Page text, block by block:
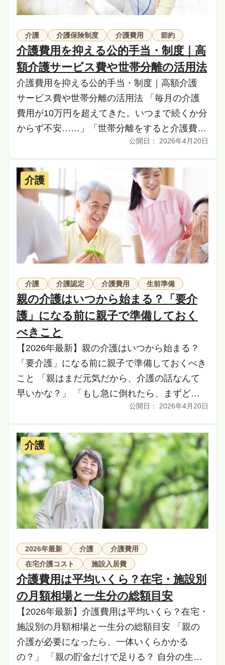
介護 介護保険制度 介護費用 節約
介護費用を抑える公的手当・制度｜高
額介護サービス費や世帯分離の活用法
介護費用を抑える公的手当・制度｜高額介護
サービス費や世帯分離の活用法 「毎月の介護
費用が10万円を超えてきた。いつまで続くか分
からず不安……」「世帯分離をすると介護費が
安くなるって聞いたけど、本当に大丈夫？」
「親が施設に […]
2026年4月20日
介護
介護 介護認定 介護費用 生前準備
親の介護はいつから始まる？「要介
護」になる前に親子で準備しておく
べきこと
【2026年最新】親の介護はいつから始まる？
「要介護」になる前に親子で準備しておくべき
こと 「親はまだ元気だから、介護の話なんて
早いかな？」 「もし急に倒れたら、まずどこ
に連絡すればいいの？」 「お金の話を切り出
すと親が […]
2026年4月20日
介護
2026年最新 介護
介護費用
在宅介護コスト
施設入居費
介護費用は平均いくら？在宅・施設別
の月額相場と一生分の総額目安
【2026年最新】介護費用は平均いくら？在宅・
施設別の月額相場と一生分の総額目安 「親の
介護が必要になったら、一体いくらかかる
の？」 「親の貯金だけで足りる？ 自分の生活